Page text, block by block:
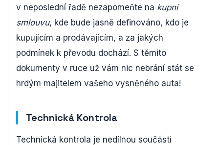
v neposlední řadě nezapomeňte na kupní
smlouvu, kde bude jasně definováno, kdo je
kupujícím a prodávajícím, a za jakých
podmínek k převodu dochází. S těmito
dokumenty v ruce už vám nic nebrání stát se
hrdým majitelem vašeho vysněného auta!
Technická Kontrola
Technická kontrola je nedílnou součástí